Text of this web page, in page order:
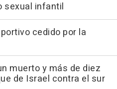
sexual infantil
cedido por la
muerto y más de diez
de Israel contra el sur